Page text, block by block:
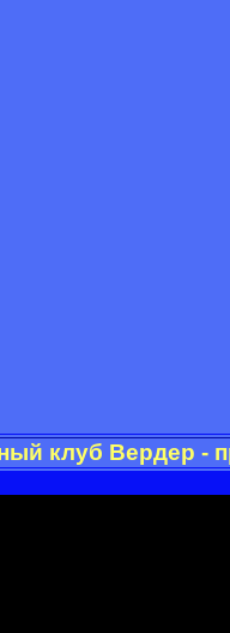
клуб Вердер -